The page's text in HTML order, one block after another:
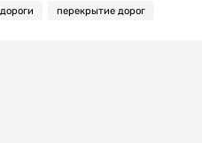
перекрытие дорог